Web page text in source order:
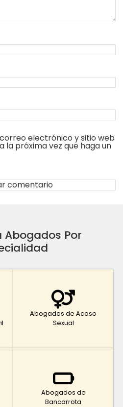
electrónico y sitio web
la próxima vez que haga un
Abogados Por
Abogados de Acoso
Sexual
Abogados de
Bancarrota